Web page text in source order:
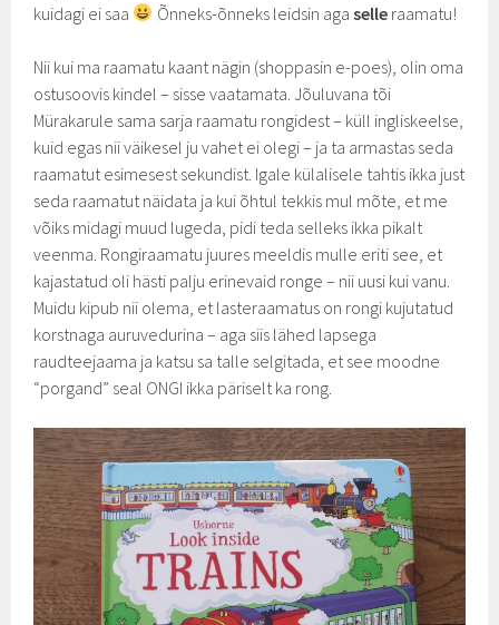
kuidagi ei saa
Õnneks-õnneks leidsin aga selleraamatu!
Nii kui ma raamatu kaant nägin (shoppasin e-poes), olin oma
ostusoovis kindel – sisse vaatamata. Jõuluvana tõi
Mürakarule sama sarja raamatu rongidest – küll ingliskeelse,
kuid egas nii väikesel ju vahet ei olegi – ja ta armastas seda
raamatut esimesest sekundist. Igale külalisele tahtis ikka just
seda raamatut näidata ja kui õhtul tekkis mul mõte, et me
võiks midagi muud lugeda, pidi teda selleks ikka pikalt
veenma. Rongiraamatu juures meeldis mulle eriti see, et
kajastatud oli hästi palju erinevaid ronge – nii uusi kui vanu.
Muidu kipub nii olema, et lasteraamatus on rongi kujutatud
korstnaga auruvedurina – aga siis lähed lapsega
raudteejaama ja katsu sa talle selgitada, et see moodne
“porgand” seal ONGI ikka päriselt ka rong.